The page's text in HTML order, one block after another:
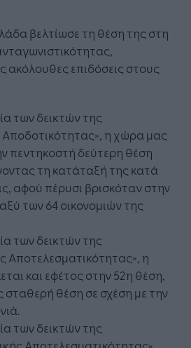
βελτίωσε τη θέση της στη
ακόλουθες επιδόσεις στους
των δεικτών της
Αποδοτικότητας», η χώρα μας
πεντηκοστή δεύτερη θέση
τη κατάταξή της κατά
αφού πέρυσι βρισκόταν στην
των 64 οικονομιών της
των δεικτών της
Αποτελεσματικότητας», η
και εφέτος στην 52η θέση,
σταθερή θέση σε σχέση με την
των δεικτών της